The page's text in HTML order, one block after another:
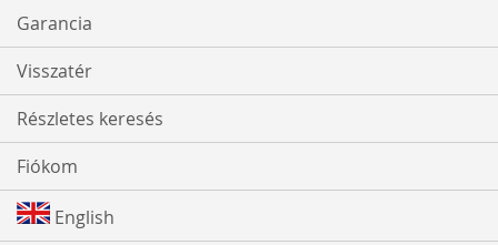
Garancia
Visszatér
Részletes keresés
Fiókom
English